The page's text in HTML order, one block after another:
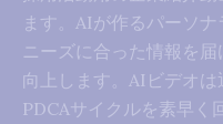
ます。AIが作るパーソ
ニーズに合った情報を
向上します。AIビデオは
PDCAサイクルを素早く